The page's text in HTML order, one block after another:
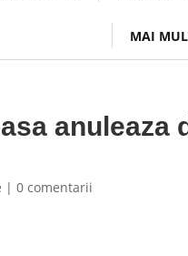
MAI
anuleaza
|0 comentarii